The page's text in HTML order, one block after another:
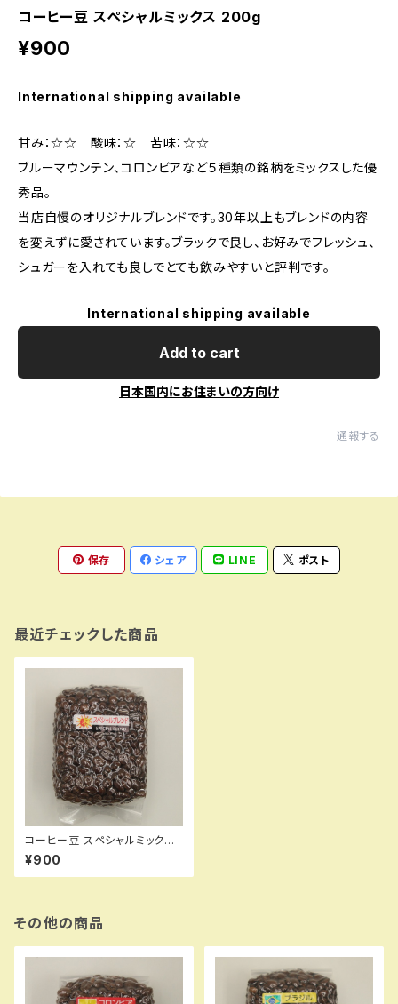
コーヒー豆 スペシャルミックス 200g
¥900
International shipping available
甘み：☆☆ 酸味：☆ 苦味：☆☆
ブルーマウンテン、コロンビアなど５種類の銘柄をミックスした優
秀品。
当店自慢のオリジナルブレンドです。30年以上もブレンドの内容
を変えずに愛されています。ブラックで良し、お好みでフレッシュ、
シュガーを入れても良しでとても飲みやすいと評判です。
International shipping available
Add to cart
日本国内にお住まいの方向け
通報する
保存 シェア LINE ポスト
最近チェックした商品
コーヒー豆 スペシャルミックス
200g
¥900
その他の商品